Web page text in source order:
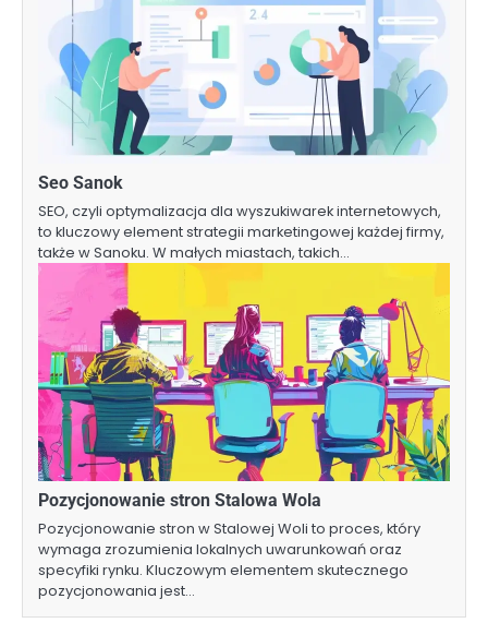
Seo Sanok
SEO, czyli optymalizacja dla wyszukiwarek internetowych,
to kluczowy element strategii marketingowej każdej firmy,
także w Sanoku. W małych miastach, takich…
Pozycjonowanie stron Stalowa Wola
Pozycjonowanie stron w Stalowej Woli to proces, który
wymaga zrozumienia lokalnych uwarunkowań oraz
specyfiki rynku. Kluczowym elementem skutecznego
pozycjonowania jest…